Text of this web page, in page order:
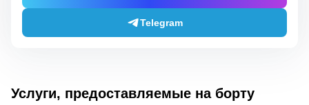
Telegram
Услуги, предоставляемые на борту